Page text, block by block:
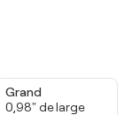
Grand
0,98" de large